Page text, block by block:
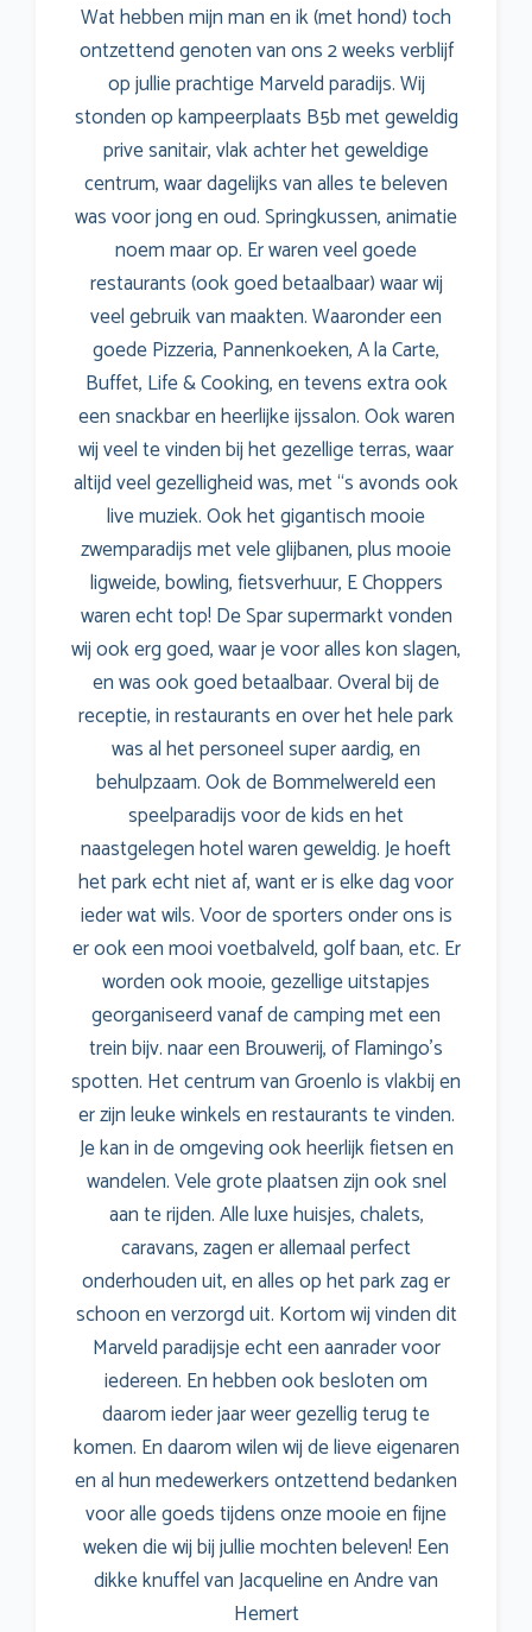
Wat hebben mijn man en ik (met hond) toch
ontzettend genoten van ons 2 weeks verblijf
op jullie prachtige Marveld paradijs. Wij
stonden op kampeerplaats B5b met geweldig
prive sanitair, vlak achter het geweldige
centrum, waar dagelijks van alles te beleven
was voor jong en oud. Springkussen, animatie
noem maar op. Er waren veel goede
restaurants (ook goed betaalbaar) waar wij
veel gebruik van maakten. Waaronder een
goede Pizzeria, Pannenkoeken, A la Carte,
Buffet, Life & Cooking, en tevens extra ook
een snackbar en heerlijke ijssalon. Ook waren
wij veel te vinden bij het gezellige terras, waar
altijd veel gezelligheid was, met ‘‘s avonds ook
live muziek. Ook het gigantisch mooie
zwemparadijs met vele glijbanen, plus mooie
ligweide, bowling, fietsverhuur, E Choppers
waren echt top! De Spar supermarkt vonden
wij ook erg goed, waar je voor alles kon slagen,
en was ook goed betaalbaar. Overal bij de
receptie, in restaurants en over het hele park
was al het personeel super aardig, en
behulpzaam. Ook de Bommelwereld een
speelparadijs voor de kids en het
naastgelegen hotel waren geweldig. Je hoeft
het park echt niet af, want er is elke dag voor
ieder wat wils. Voor de sporters onder ons is
er ook een mooi voetbalveld, golf baan, etc. Er
worden ook mooie, gezellige uitstapjes
georganiseerd vanaf de camping met een
trein bijv. naar een Brouwerij, of Flamingo’s
spotten. Het centrum van Groenlo is vlakbij en
er zijn leuke winkels en restaurants te vinden.
Je kan in de omgeving ook heerlijk fietsen en
wandelen. Vele grote plaatsen zijn ook snel
aan te rijden. Alle luxe huisjes, chalets,
caravans, zagen er allemaal perfect
onderhouden uit, en alles op het park zag er
schoon en verzorgd uit. Kortom wij vinden dit
Marveld paradijsje echt een aanrader voor
iedereen. En hebben ook besloten om
daarom ieder jaar weer gezellig terug te
komen. En daarom wilen wij de lieve eigenaren
en al hun medewerkers ontzettend bedanken
voor alle goeds tijdens onze mooie en fijne
weken die wij bij jullie mochten beleven! Een
dikke knuffel van Jacqueline en Andre van
Hemert